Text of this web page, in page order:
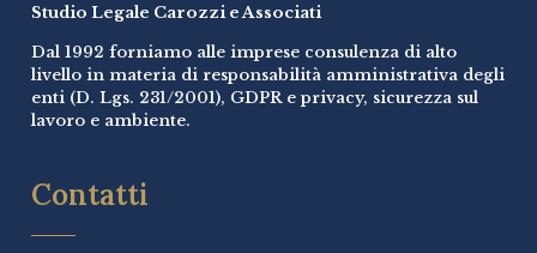
Studio Legale Carozzi e Associati
Dal 1992 forniamo alle imprese consulenza di alto
livello in materia di responsabilità amministrativa degli
enti (D. Lgs. 231/2001), GDPR e privacy, sicurezza sul
lavoro e ambiente.
Contatti